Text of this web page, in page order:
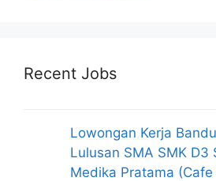
Recent Jobs
Lowongan Kerja
Lulusan SMA SMK D3
Medika Pratama